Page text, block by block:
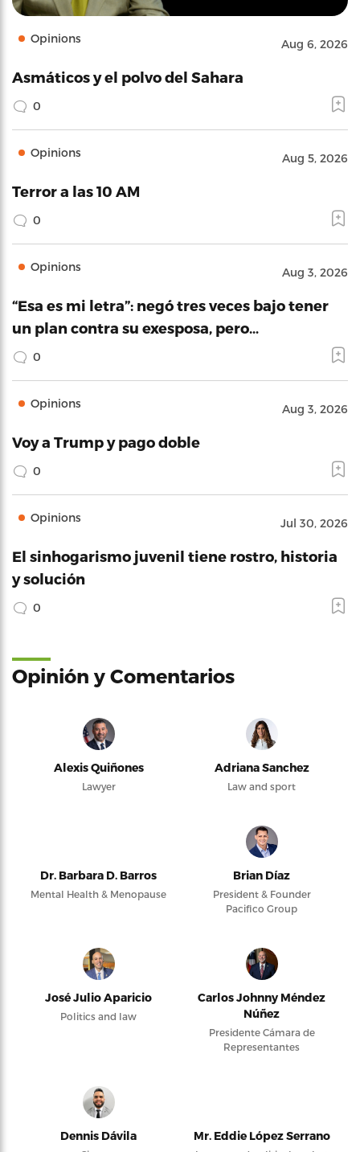
Opinions Aug 6, 2026
Asmáticos y el polvo del Sahara
0
Opinions Aug 5, 2026
Terror a las 10 AM
0
Opinions Aug 3, 2026
“Esa es mi letra”: negó tres veces bajo tener
un plan contra su exesposa, pero…
0
Opinions Aug 3, 2026
Voy a Trump y pago doble
0
Opinions Jul 30, 2026
El sinhogarismo juvenil tiene rostro, historia
y solución
0
Opinión y Comentarios
Alexis Quiñones
Lawyer
Adriana Sanchez
Law and sport
Dr. Barbara D. Barros
Mental Health & Menopause
Brian Díaz
President & Founder
Pacifico Group
José Julio Aparicio
Politics and law
Carlos Johnny Méndez
Núñez
Presidente Cámara de
Representantes
Dennis Dávila Mr. Eddie López Serrano